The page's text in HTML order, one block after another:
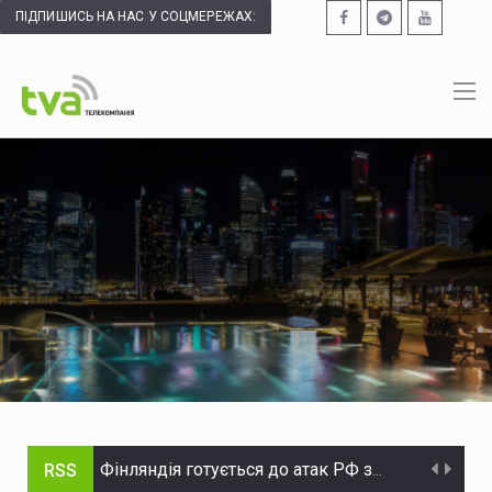
ПІДПИШИСЬ НА НАС У СОЦМЕРЕЖАХ:
RSS Сили оборони вдарили по комплексах С-400 та "Панцир" у Краснодарському краї